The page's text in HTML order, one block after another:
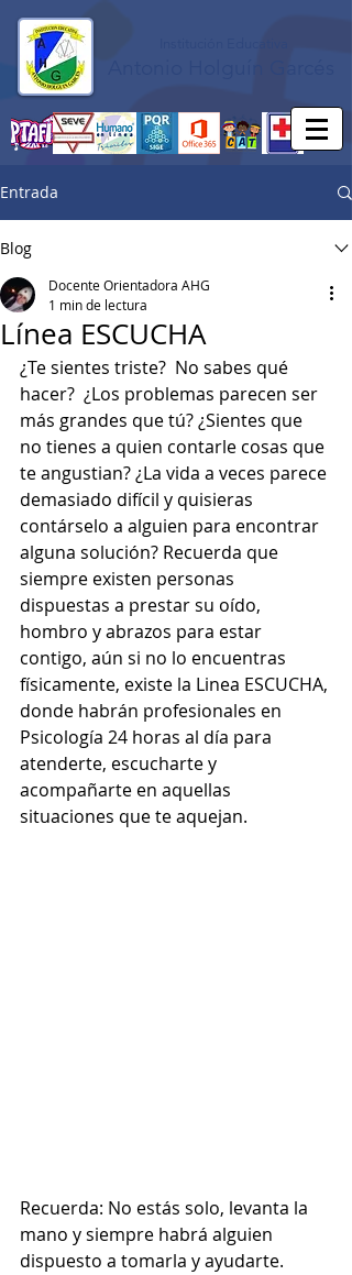
Entrada
Blog
Línea ESCUCHA
Docente Orientadora AHG
1 min de lectura
¿Te sientes triste?  No sabes qué
hacer?  ¿Los problemas parecen ser
más grandes que tú? ¿Sientes que
no tienes a quien contarle cosas que
te angustian? ¿La vida a veces parece
demasiado difícil y quisieras
contárselo a alguien para encontrar
alguna solución? Recuerda que
siempre existen personas
dispuestas a prestar su oído,
hombro y abrazos para estar
contigo, aún si no lo encuentras
físicamente, existe la Linea ESCUCHA,
donde habrán profesionales en
Psicología 24 horas al día para
atenderte, escucharte y
acompañarte en aquellas
situaciones que te aquejan.
Recuerda: No estás solo, levanta la
mano y siempre habrá alguien
dispuesto a tomarla y ayudarte.